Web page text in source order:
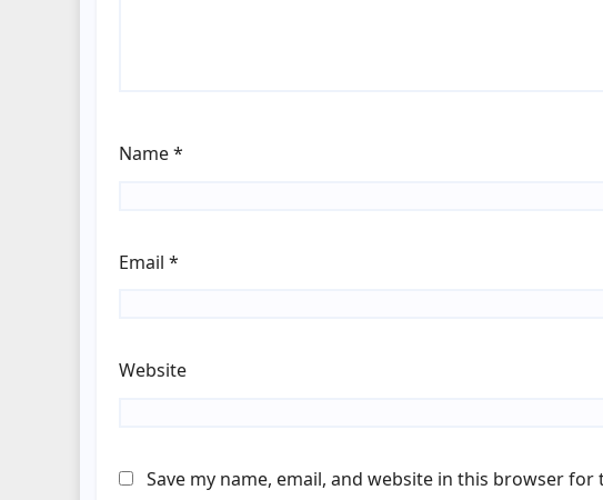
Name*
Email *
Website
Save my name, email, and website in this browser